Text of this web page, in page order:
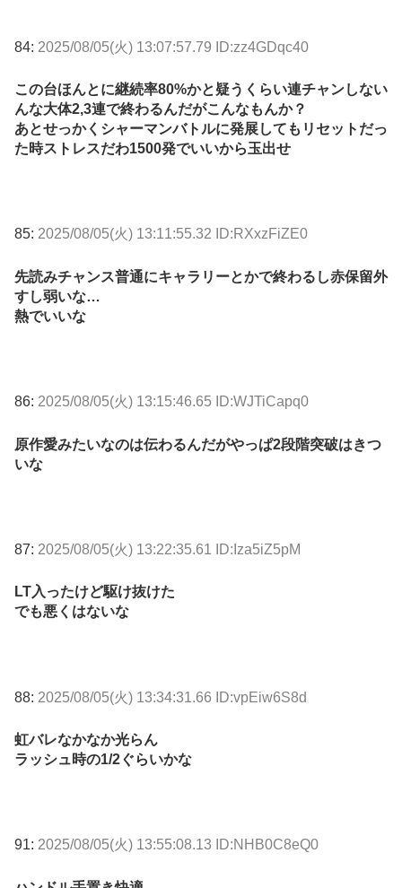
84: 2025/08/05(火) 13:07:57.79 ID:zz4GDqc40
この台ほんとに継続率80%かと疑うくらい連チャンしない
んな大体2,3連で終わるんだがこんなもんか？
あとせっかくシャーマンバトルに発展してもリセットだっ
た時ストレスだわ1500発でいいから玉出せ
85: 2025/08/05(火) 13:11:55.32 ID:RXxzFiZE0
先読みチャンス普通にキャラリーとかで終わるし赤保留外
すし弱いな…
熱でいいな
86: 2025/08/05(火) 13:15:46.65 ID:WJTiCapq0
原作愛みたいなのは伝わるんだがやっぱ2段階突破はきつ
いな
87: 2025/08/05(火) 13:22:35.61 ID:Iza5iZ5pM
LT入ったけど駆け抜けた
でも悪くはないな
88: 2025/08/05(火) 13:34:31.66 ID:vpEiw6S8d
虹バレなかなか光らん
ラッシュ時の1/2ぐらいかな
91: 2025/08/05(火) 13:55:08.13 ID:NHB0C8eQ0